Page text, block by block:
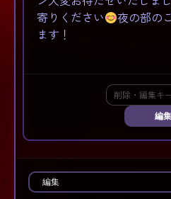
寄りください
夜の部の
ます！
編集